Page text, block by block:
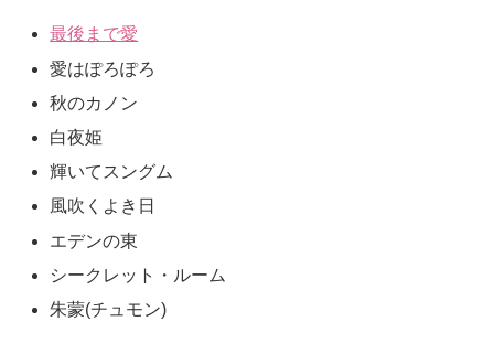
最後まで愛
愛はぽろぽろ
秋のカノン
白夜姫
輝いてスングム
風吹くよき日
エデンの東
シークレット・ルーム
朱蒙(チュモン)